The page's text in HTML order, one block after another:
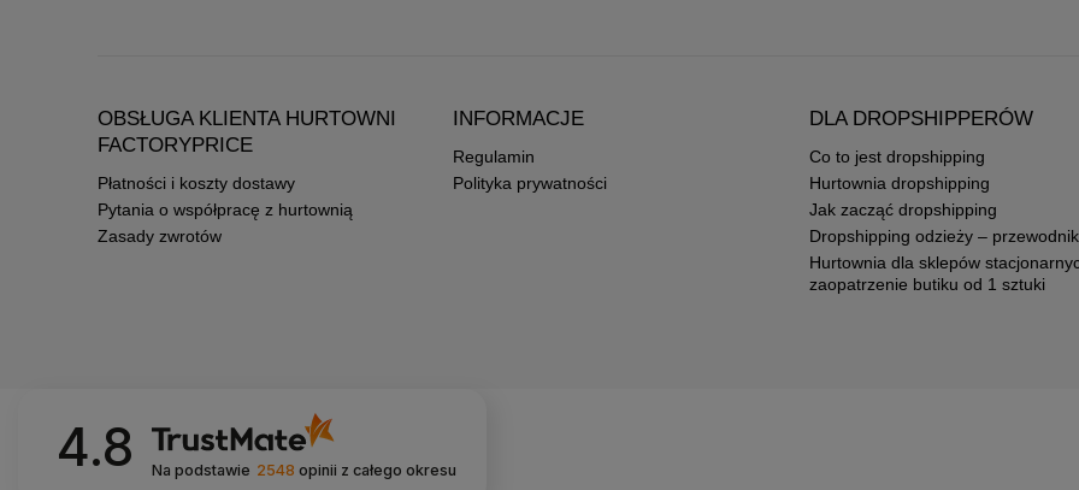
OBSŁUGA KLIENTA HURTOWNI
FACTORYPRICE
Płatności i koszty dostawy
Pytania o współpracę z hurtownią
Zasady zwrotów
INFORMACJE
Regulamin
Polityka prywatności
DLA DROPSHIPPERÓW
Co to jest dropshipping
Hurtownia dropshipping
Jak zacząć dropshipping
Dropshipping odzieży – przewodnik
Hurtownia dla sklepów
zaopatrzenie butiku od 1 sztuki
4.8 Na podstawie 2548 opinii z całego okresu